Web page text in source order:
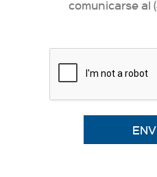
comunicarse al